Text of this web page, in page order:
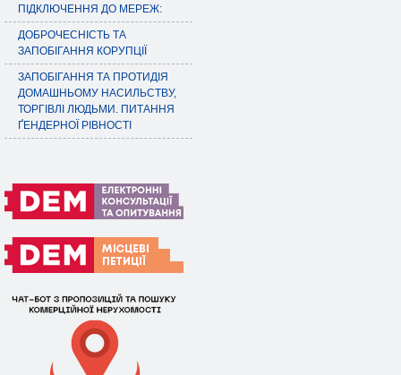
ПІДКЛЮЧЕННЯ ДО МЕРЕЖ:
ДОБРОЧЕСНІСТЬ ТА
ЗАПОБІГАННЯ КОРУПЦІЇ
ЗАПОБІГАННЯ ТА ПРОТИДІЯ
ДОМАШНЬОМУ НАСИЛЬСТВУ,
ТОРГІВЛІ ЛЮДЬМИ. ПИТАННЯ
ҐЕНДЕРНОЇ РІВНОСТІ